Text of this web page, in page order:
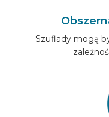
Szuflady mogą